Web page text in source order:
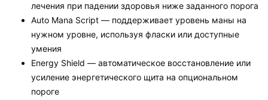
лечения при падении здоровья ниже заданного порога
Auto Mana Script — поддерживает уровень маны на
нужном уровне, используя фласки или доступные
умения
Energy Shield — автоматическое восстановление или
усиление энергетического щита на опциональном
пороге